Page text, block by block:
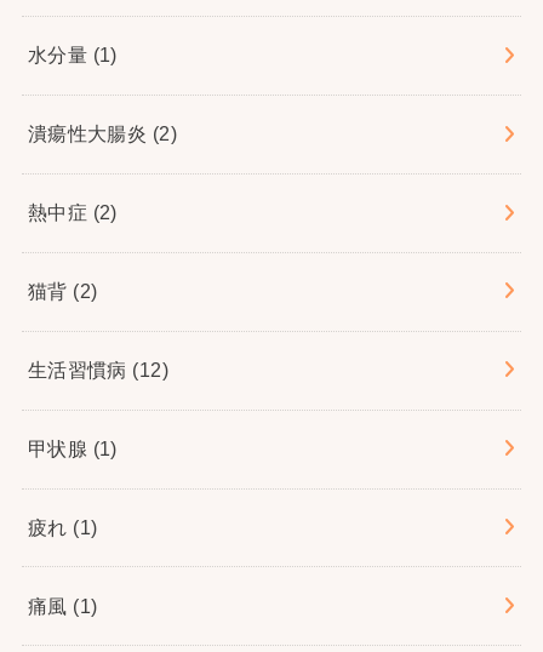
水分量 (1)
潰瘍性大腸炎 (2)
熱中症 (2)
猫背 (2)
生活習慣病 (12)
甲状腺 (1)
疲れ (1)
痛風 (1)